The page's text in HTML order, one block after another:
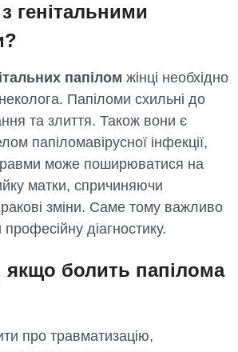
генітальними
папілом жінці необхідно
Папіломи схильні до
та злиття. Також вони є
папіломавірусної інфекції,
може поширюватися на
матки, спричиняючи
зміни. Саме тому важливо
діагностику.
болить папілома
про травматизацію,